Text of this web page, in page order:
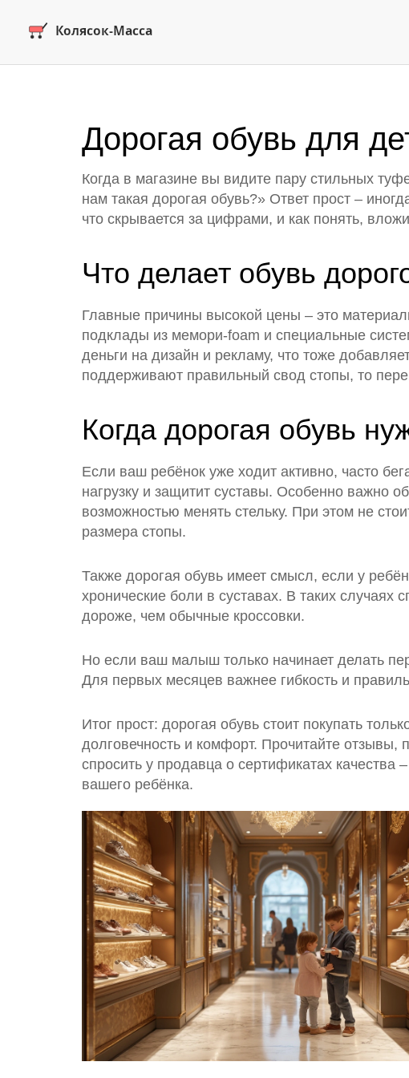
Дорогая обувь для
Когда в магазине вы видите пару стильных
нам такая дорогая обувь?» Ответ прост –
что скрывается за цифрами, и как понять,
Что делает обувь
Главные причины высокой цены – это
подклады из мемори‑foam и специальные
деньги на дизайн и рекламу, что тоже
поддерживают правильный свод стопы, то
Когда дорогая обувь
Если ваш ребёнок уже ходит активно, часто
нагрузку и защитит суставы. Особенно важно
возможностью менять стельку. При этом не
размера стопы.
Также дорогая обувь имеет смысл, если у
хронические боли в суставах. В таких случаях
дороже, чем обычные кроссовки.
Но если ваш малыш только начинает делать
Для первых месяцев важнее гибкость и
Итог прост: дорогая обувь стоит покупать
долговечность и комфорт. Прочитайте отзывы,
спросить у продавца о сертификатах качества
вашего ребёнка.